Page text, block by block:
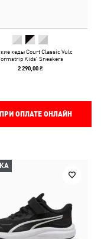
кеды Court Classic Vulc
Kids' Sneakers
2 290,00 ₴
ОПЛАТЕ ОНЛАЙН